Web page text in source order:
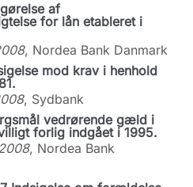
af
for lån etableret i
, Nordea Bank Danmark
mod krav i henhold
, Sydbank
vedrørende gæld i
forlig indgået i 1995.
, Nordea Bank